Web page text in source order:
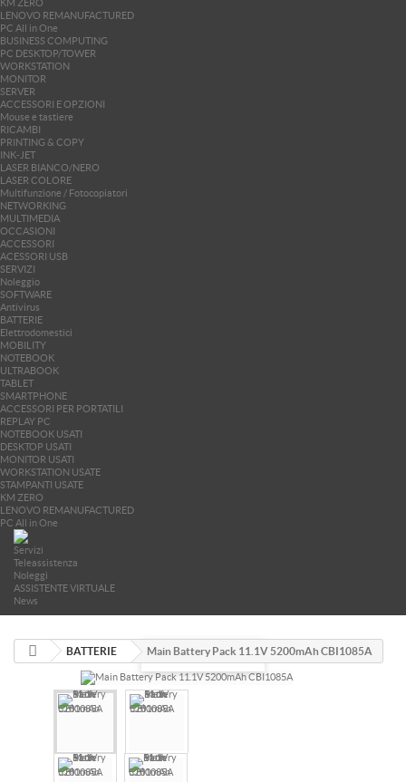
KM ZERO
LENOVO REMANUFACTURED
PC All in One
BUSINESS COMPUTING
PC DESKTOP/TOWER
WORKSTATION
MONITOR
SERVER
ACCESSORI E OPZIONI
Mouse e tastiere
RICAMBI
PRINTING & COPY
INK-JET
LASER BIANCO/NERO
LASER COLORE
Multifunzione / Fotocopiatori
NETWORKING
MULTIMEDIA
OCCASIONI
ACCESSORI
ACESSORI USB
SERVIZI
Noleggio
SOFTWARE
Antivirus
BATTERIE
Elettrodomestici
MOBILITY
NOTEBOOK
ULTRABOOK
TABLET
SMARTPHONE
ACCESSORI PER PORTATILI
REPLAY PC
NOTEBOOK USATI
DESKTOP USATI
MONITOR USATI
WORKSTATION USATE
STAMPANTI USATE
KM ZERO
LENOVO REMANUFACTURED
PC All in One
Servizi
Teleassistenza
Noleggi
ASSISTENTE VIRTUALE
News
BATTERIE Main Battery Pack 11.1V 5200mAh CBI1085A
Visualizza ingrandito